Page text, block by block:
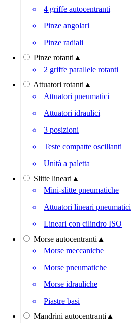
4 griffe autocentranti
Pinze angolari
Pinze radiali
Pinze rotanti ▲
2 griffe parallele rotanti
Attuatori rotanti ▲
Attuatori pneumatici
Attuatori idraulici
3 posizioni
Teste compatte oscillanti
Unità a paletta
Slitte lineari ▲
Mini-slitte pneumatiche
Attuatori lineari pneumatici
Lineari con cilindro ISO
Morse autocentranti ▲
Morse meccaniche
Morse pneumatiche
Morse idrauliche
Piastre basi
Mandrini autocentranti ▲